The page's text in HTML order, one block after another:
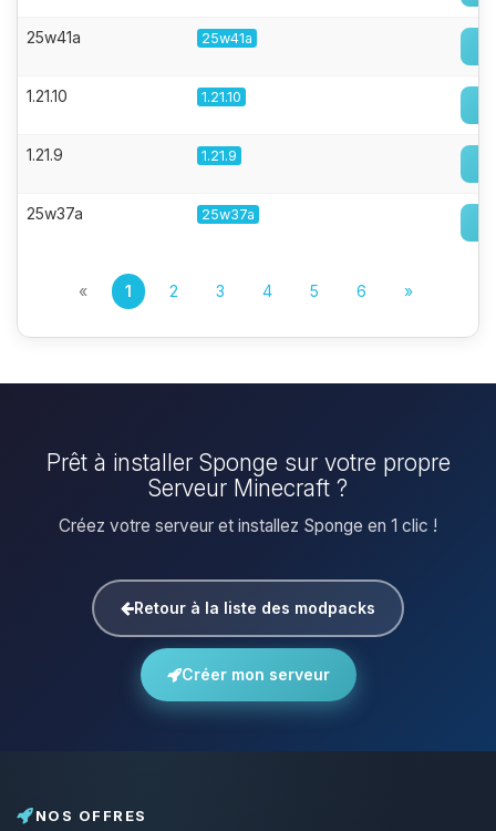
25w41a 25w41a
1.21.10 1.21.10
1.21.9 1.21.9
25w37a 25w37a
« 1 2 3 4 5 6 »
Prêt à installer Sponge sur votre propre
Serveur Minecraft ?
Créez votre serveur et installez Sponge en 1 clic !
Retour à la liste des modpacks
Créer mon serveur
NOS OFFRES